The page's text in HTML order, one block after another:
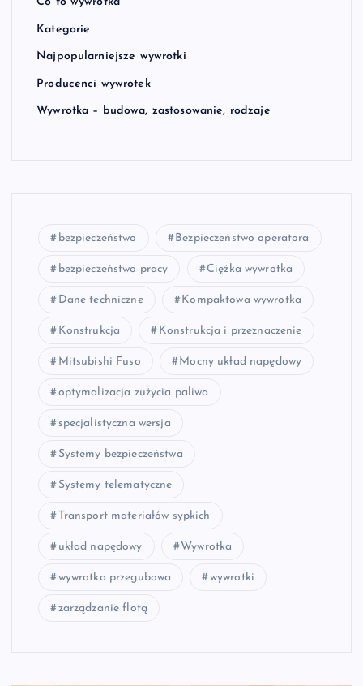
Kategorie
Najpopularniejsze wywrotki
Producenci wywrotek
Wywrotka – budowa, zastosowanie, rodzaje
bezpieczeństwo Bezpieczeństwo operatora
bezpieczeństwo pracy Ciężka wywrotka
Dane techniczne Kompaktowa wywrotka
Konstrukcja Konstrukcja i przeznaczenie
Mitsubishi Fuso Mocny układ napędowy
optymalizacja zużycia paliwa
specjalistyczna wersja
Systemy bezpieczeństwa
Systemy telematyczne
Transport materiałów sypkich
układ napędowy Wywrotka
wywrotka przegubowa wywrotki
zarządzanie flotą